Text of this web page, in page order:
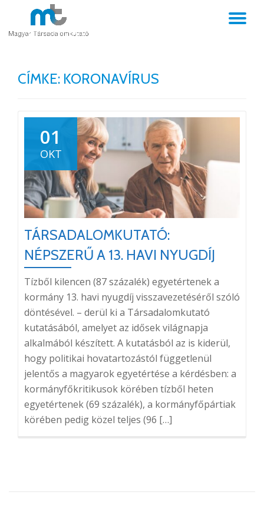
Skip
CÍMKE: KORONAVÍRUS
01
OKT
TÁRSADALOMKUTATÓ:
NÉPSZERŰ A 13. HAVI NYUGDÍJ
Tízből kilencen (87 százalék) egyetértenek a
kormány 13. havi nyugdíj visszavezetéséről szóló
döntésével. – derül ki a Társadalomkutató
kutatásából, amelyet az idősek világnapja
alkalmából készített. A kutatásból az is kiderül,
hogy politikai hovatartozástól függetlenül
jelentős a magyarok egyetértése a kérdésben: a
kormányfőkritikusok körében tízből heten
egyetértenek (69 százalék), a kormányfőpártiak
körében pedig közel teljes (96 […]